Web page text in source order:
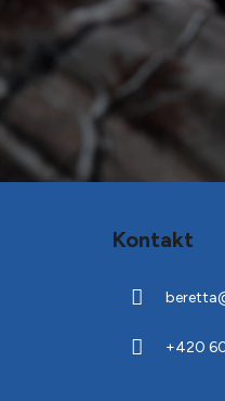
Kontakt
beretta
+420